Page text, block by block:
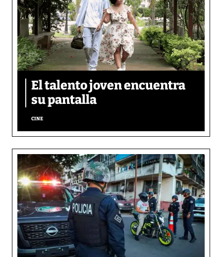
El talento joven encuentra
su pantalla​
CINE